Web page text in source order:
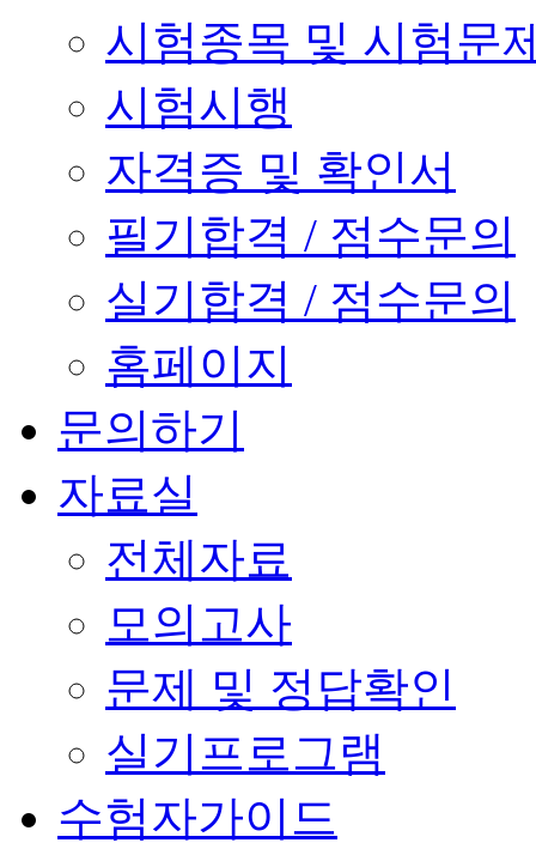
시험종목 및 시험문
시험시행
자격증 및 확인서
필기합격 / 점수문의
실기합격 / 점수문의
홈페이지
문의하기
자료실
전체자료
모의고사
문제 및 정답확인
실기프로그램
수험자가이드